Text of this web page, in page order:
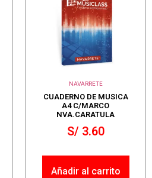
NAVARRETE
CUADERNO DE MUSICA
A4 C/MARCO
NVA.CARATULA
S/3.60
Añadir al carrito